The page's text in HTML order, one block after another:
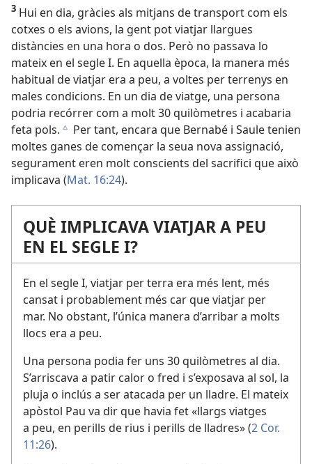
3 Hui en dia, gràcies als mitjans de transport com els
cotxes o els avions, la gent pot viatjar llargues
distàncies en una hora o dos. Però no passava lo
mateix en el segle I. En aquella època, la manera més
habitual de viatjar era a peu, a voltes per terrenys en
males condicions. En un dia de viatge, una persona
podria recórrer com a molt 30 quilòmetres i acabaria
feta pols. c Per tant, encara que Bernabé i Saule tenien
moltes ganes de començar la seua nova assignació,
segurament eren molt conscients del sacrifici que això
implicava (Mat. 16:24).
QUÈ IMPLICAVA VIATJAR A PEU
EN EL SEGLE I?
En el segle I, viatjar per terra era més lent, més
cansat i probablement més car que viatjar per
mar. No obstant, l’única manera d’arribar a molts
llocs era a peu.
Una persona podia fer uns 30 quilòmetres al dia.
S’arriscava a patir calor o fred i s’exposava al sol, la
pluja o inclús a ser atacada per un lladre. El mateix
apòstol Pau va dir que havia fet «llargs viatges
a peu, en perills de rius i perills de lladres» (2 Cor.
11:26).